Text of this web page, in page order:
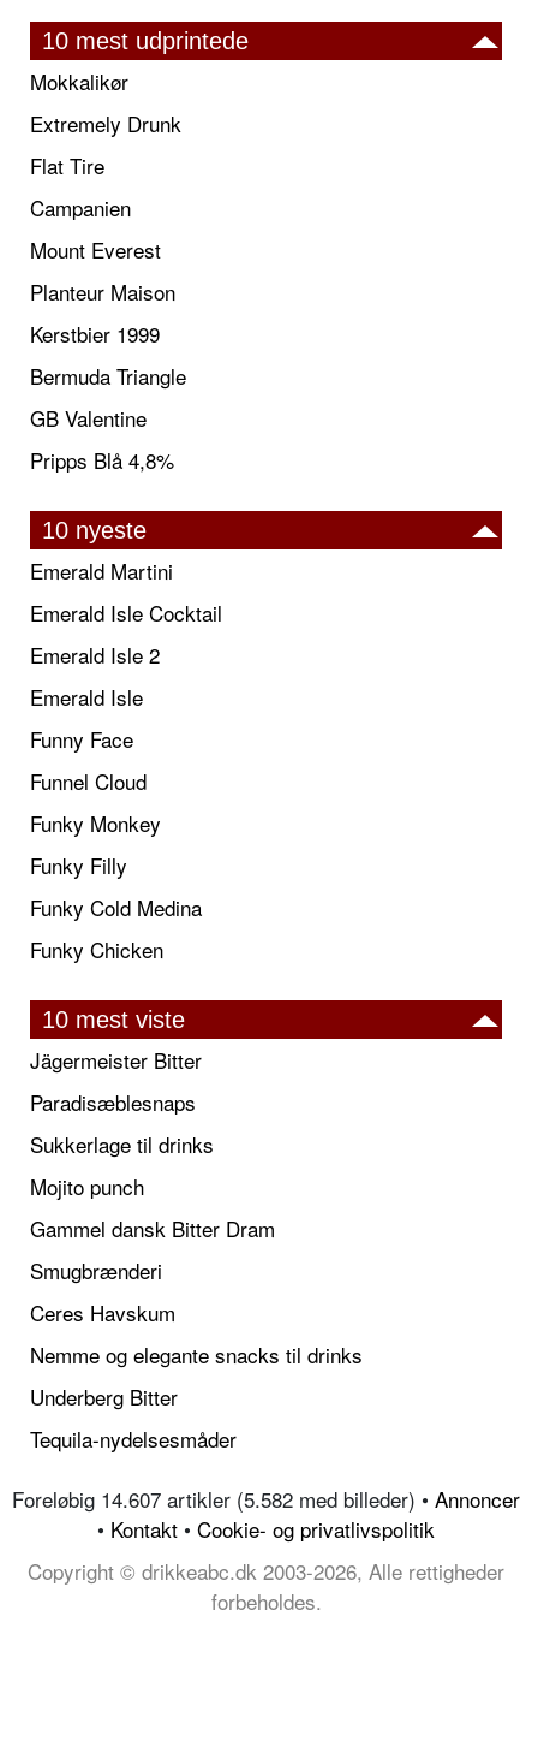
10 mest udprintede
Mokkalikør
Extremely Drunk
Flat Tire
Campanien
Mount Everest
Planteur Maison
Kerstbier 1999
Bermuda Triangle
GB Valentine
Pripps Blå 4,8%
10 nyeste
Emerald Martini
Emerald Isle Cocktail
Emerald Isle 2
Emerald Isle
Funny Face
Funnel Cloud
Funky Monkey
Funky Filly
Funky Cold Medina
Funky Chicken
10 mest viste
Jägermeister Bitter
Paradisæblesnaps
Sukkerlage til drinks
Mojito punch
Gammel dansk Bitter Dram
Smugbrænderi
Ceres Havskum
Nemme og elegante snacks til drinks
Underberg Bitter
Tequila-nydelsesmåder
Foreløbig 14.607 artikler (5.582 med billeder) • Annoncer
• Kontakt • Cookie- og privatlivspolitik
Copyright © drikkeabc.dk 2003-2026, Alle rettigheder
forbeholdes.